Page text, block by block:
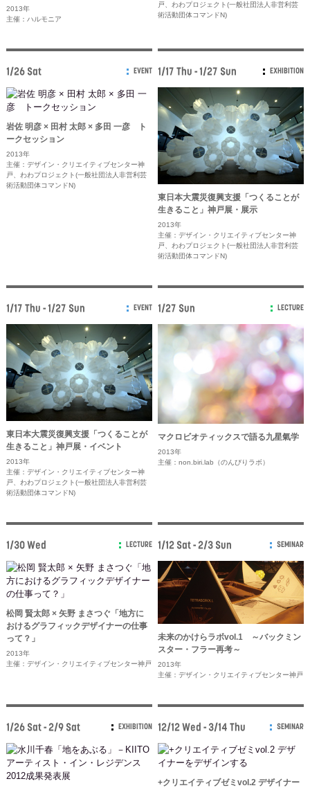
2013年
主催：ハルモニア
戸、わわプロジェクト(一般社団法人非営利芸
術活動団体コマンドN)
1/26 Sat EVENT
岩佐 明彦 × 田村 太郎 × 多田 一彦 ト
ークセッション
2013年
主催：デザイン・クリエイティブセンター神
戸、わわプロジェクト(一般社団法人非営利芸
術活動団体コマンドN)
1/17 Thu - 1/27 Sun EXHIBITION
東日本大震災復興支援「つくることが
生きること」神戸展・展示
2013年
主催：デザイン・クリエイティブセンター神
戸、わわプロジェクト(一般社団法人非営利芸
術活動団体コマンドN)
1/17 Thu - 1/27 Sun EVENT
東日本大震災復興支援「つくることが
生きること」神戸展・イベント
2013年
主催：デザイン・クリエイティブセンター神
戸、わわプロジェクト(一般社団法人非営利芸
術活動団体コマンドN)
1/27 Sun LECTURE
マクロビオティックスで語る九星氣学
2013年
主催：non.biri.lab（のんびりラボ）
1/30 Wed LECTURE
松岡 賢太郎 × 矢野 まさつぐ「地方に
おけるグラフィックデザイナーの仕事
って？」
2013年
主催：デザイン・クリエイティブセンター神戸
1/12 Sat - 2/3 Sun SEMINAR
未来のかけらラボvol.1 ～バックミン
スター・フラー再考～
2013年
主催：デザイン・クリエイティブセンター神戸
1/26 Sat - 2/9 Sat EXHIBITION 12/12 Wed - 3/14 Thu SEMINAR
+クリエイティブゼミvol.2 デザイナー